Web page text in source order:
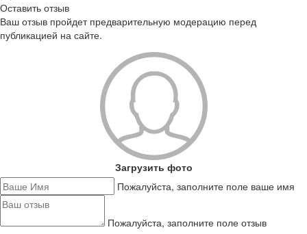
Оставить отзыв
Ваш отзыв пройдет предварительную модерацию перед
публикацией на сайте.
Загрузить фото
Пожалуйста, заполните поле ваше имя
Пожалуйста, заполните поле отзыв